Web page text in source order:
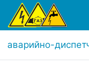
аварийно-